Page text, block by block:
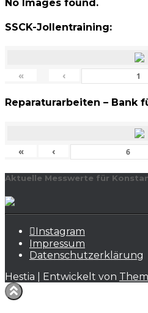
No Images found.
SSCK-Jollentraining:
« ‹
Reparaturarbeiten – Bank
« ‹
Aktuelle Messwerte für
Instagram
Impressum
Datenschutzerklärung
Hestia | Entwickelt von